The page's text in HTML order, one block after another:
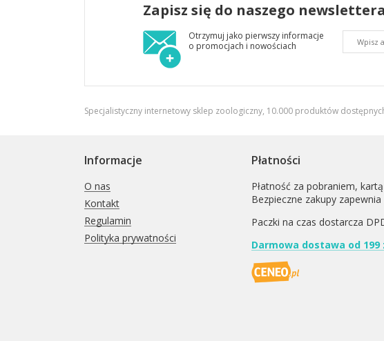
Zapisz się do naszego newslettera
Otrzymuj jako pierwszy informacje
o promocjach i nowościach
Specjalistyczny internetowy sklep zoologiczny, 10.000 produktów
Informacje
O nas
Kontakt
Regulamin
Polityka prywatności
Płatności
Płatność za pobraniem,
Bezpieczne zakupy zapewnia
Paczki na czas dostarcza
Darmowa dostawa od 199